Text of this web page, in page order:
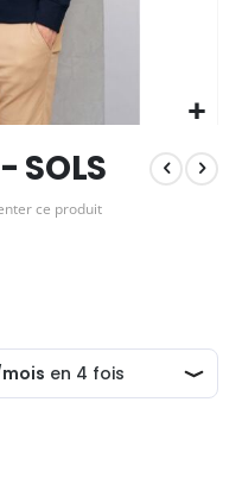
SOLS
ce produit